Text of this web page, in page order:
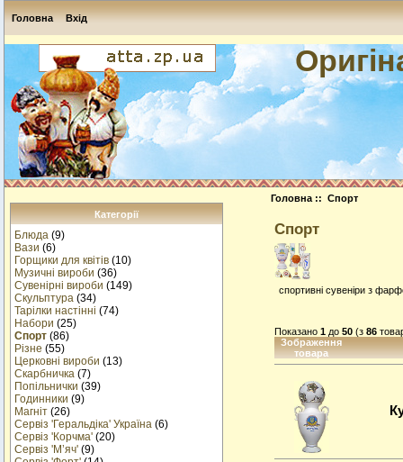
Головна Вхід
Категорії
Блюда (9)
Вази (6)
Горщики для квітів (10)
Музичнi вироби (36)
Сувенірні вироби (149)
Скульптура (34)
Тарілки настінні (74)
Набори (25)
Спорт (86)
Різне (55)
Церковні вироби (13)
Cкарбничка (7)
Попільнички (39)
Годинники (9)
Магніт (26)
Сервіз 'Геральдіка' Україна (6)
Сервіз 'Корчма' (20)
Сервіз 'М’яч' (9)
Головна :: Спорт
Спорт
спортивні сувеніри з
Показано 1до 50(з 86
Зображення
товара